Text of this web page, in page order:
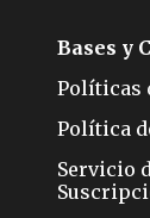
Bases y
Políticas
Política
Servicio